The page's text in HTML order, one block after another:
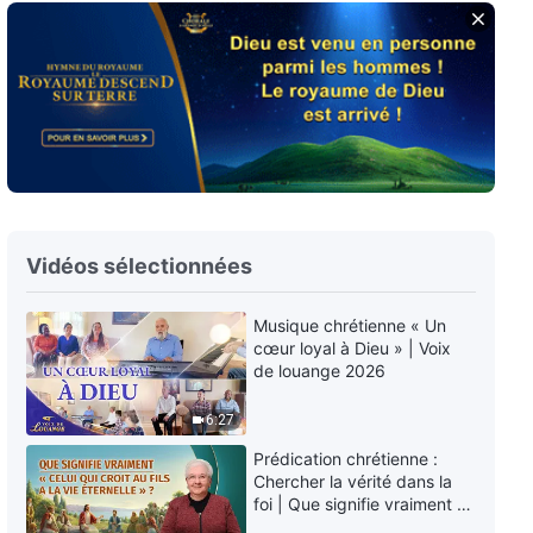
reviendra dans les derniers jours
?
26:36
Prédication chrétienne : À la
recherche de la vraie foi | L'idée
de la Trinité est-elle défendable
Prédication chrétienne : À la
recherche de la vraie foi | Qui
25:07
péchés sont pardonnés : Le
Seigneur nous emmènera-t-Il
directement dans Son royaume
quand Il reviendra ?
28:49
Prédication chrétienne : À la
recherche de la vraie foi | Que
voulait vraiment dire le Seigneur
Jésus quand Il a dit « Tout est
accompli » sur la croix ?
Vidéos sélectionnées
6:27
Musique chrétienne « Un
cœur loyal à Dieu » | Voix
de louange 2026
Prédication chrétienne :
Chercher la vérité dans la
foi | Que signifie vraiment «